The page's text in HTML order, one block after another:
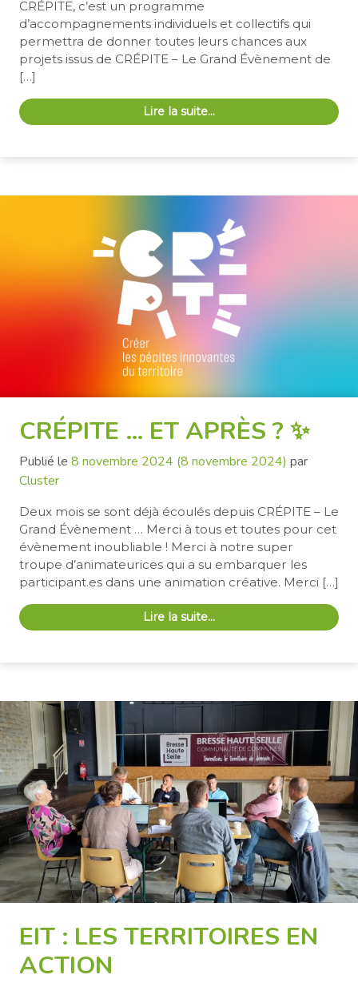
CRÉPITE, c’est un programme
d’accompagnements individuels et collectifs qui
permettra de donner toutes leurs chances aux
projets issus de CRÉPITE – Le Grand Évènement de
[…]
Lire la suite…
CRÉPITE … ET APRÈS ? ✨
Publié le 8 novembre 2024 (8 novembre 2024) par
Cluster
Deux mois se sont déjà écoulés depuis CRÉPITE – Le
Grand Évènement … Merci à tous et toutes pour cet
évènement inoubliable ! Merci à notre super
troupe d’animateurices qui a su embarquer les
participant.es dans une animation créative. Merci […]
Lire la suite…
EIT : LES TERRITOIRES EN
ACTION